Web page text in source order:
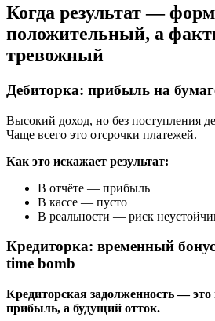
Когда результат —
положительный, а
тревожный
Дебиторка: прибыль на
Высокий доход, но без поступления
Чаще всего это отсрочки платежей.
Как это искажает результат:
В отчёте — прибыль
В кассе — пусто
В реальности — риск
Кредиторка: временный
time bomb
Кредиторская задолженность — это
прибыль, а будущий отток.